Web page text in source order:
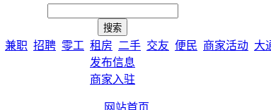
兼职 招聘 零工 租房 二手 交友 便民 商家活动 大
发布信息
商家入驻
网站首页